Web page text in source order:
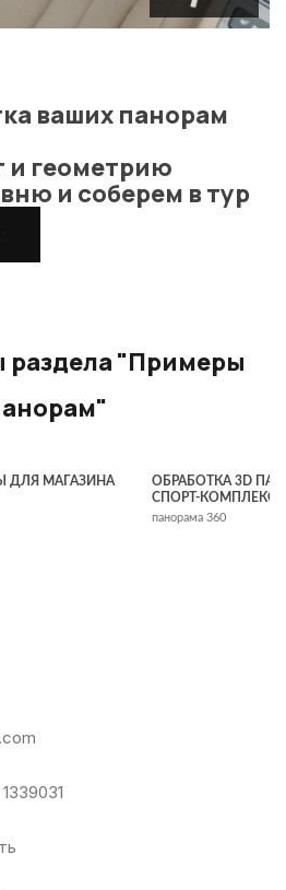
ваших панорам
и геометрию
и соберем в тур
раздела "Примеры
ДЛЯ МАГАЗИНА
ОБРАБОТКА 3D
СПОРТ-КОМПЛЕКСЕ
панорама 360